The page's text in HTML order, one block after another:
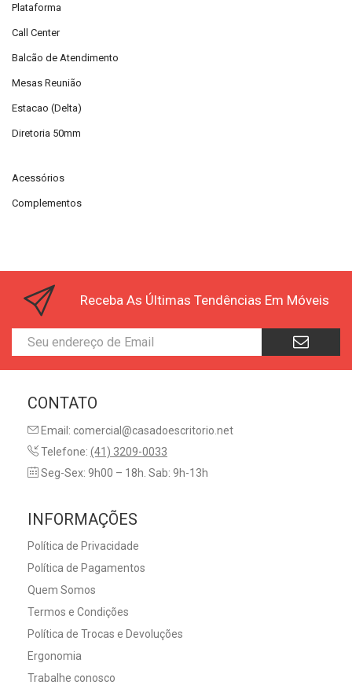
Plataforma
Call Center
Balcão de Atendimento
Mesas Reunião
Estacao (Delta)
Diretoria 50mm
Acessórios
Complementos
Receba As Últimas Tendências Em Móveis
CONTATO
Email: comercial@casadoescritorio.net
Telefone: (41) 3209-0033
Seg-Sex: 9h00 – 18h. Sab: 9h-13h
INFORMAÇÕES
Política de Privacidade
Política de Pagamentos
Quem Somos
Termos e Condições
Política de Trocas e Devoluções
Ergonomia
Trabalhe conosco